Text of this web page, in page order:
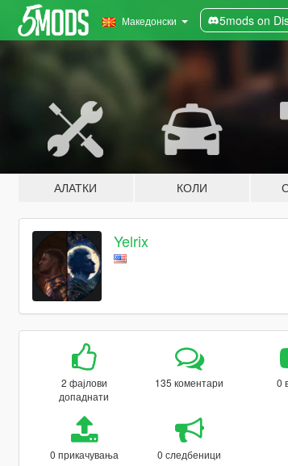
Македонски 5mods on
АЛАТКИ КОЛИ
Yelrix
2 фајлови
допаднати
135 коментари 0
0 прикачувања 0 следбеници